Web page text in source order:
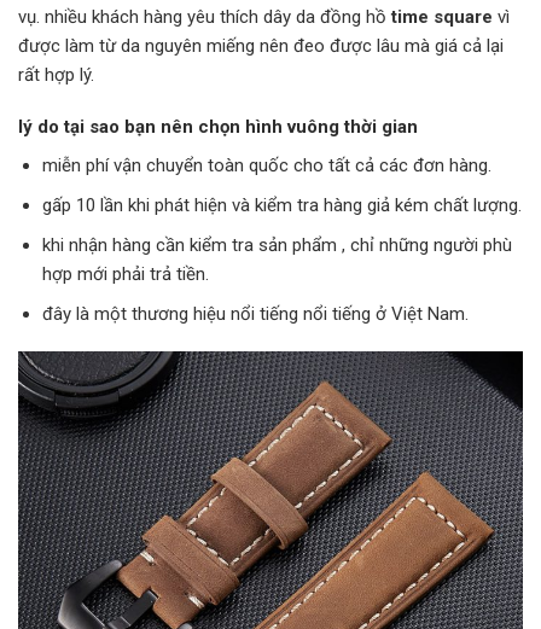
vụ. nhiều khách hàng yêu thích dây da đồng hồtime square vì
được làm từ da nguyên miếng nên đeo được lâu mà giá cả lại
rất hợp lý.
lý do tại sao bạn nên chọn hình vuông thời gian
miễn phí vận chuyển toàn quốc cho tất cả các đơn hàng.
gấp 10 lần khi phát hiện và kiểm tra hàng giả kém chất lượng.
khi nhận hàng cần kiểm tra sản phẩm , chỉ những người phù
hợp mới phải trả tiền.
đây là một thương hiệu nổi tiếng nổi tiếng ở Việt Nam.